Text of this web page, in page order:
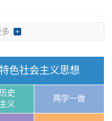
色社会主义思想
史
义
两学一做